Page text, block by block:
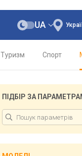
UA
Туризм Спорт
ПІДБІР ЗА